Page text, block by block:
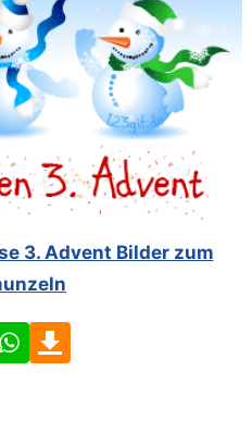
3. Advent Bilder zum
WhatsApp